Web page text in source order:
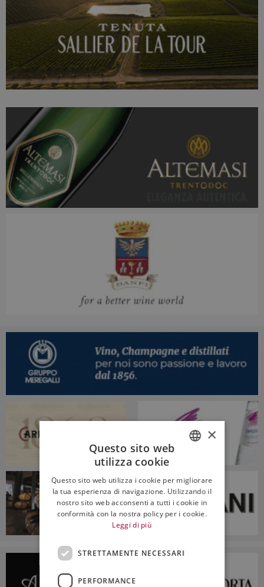
ENGLISH
×
Questo sito web
utilizza cookie
Questo sito web utilizza i cookie per migliorare
la tua esperienza di navigazione. Utilizzando il
nostro sito web acconsenti a tutti i cookie in
conformità con la nostra policy per i cookie.
Leggi di più
STRETTAMENTE NECESSARI
PERFORMANCE